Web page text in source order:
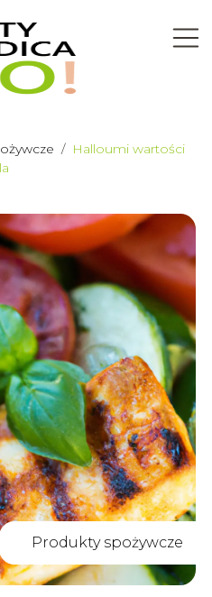
/ Halloumi wartości
Produkty spożywcze